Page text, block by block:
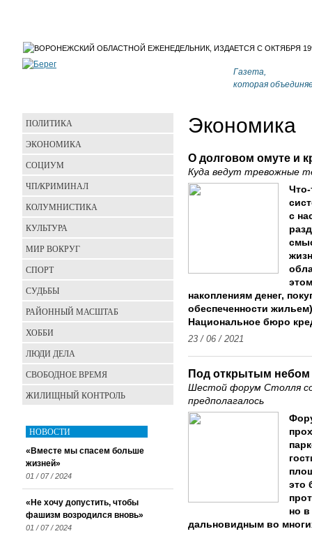
Газета,
которая
Экономика
О долговом омуте и
Куда ведут тревожные
с
накоплениям денег,
обеспеченности
Нацио­нальное бюро
23 / 06 / 2021
Под открытым небом
Шестой форум Столля
предполагалось
это
но
дальновидным во
ПОЛИТИКА
ЭКОНОМИКА
СОЦИУМ
ЧП/КРИМИНАЛ
КОЛУМНИСТИКА
КУЛЬТУРА
МИР ВОКРУГ
СПОРТ
СУДЬБЫ
РАЙОННЫЙ МАСШТАБ
ХОББИ
ЛЮДИ ДЕЛА
СВОБОДНОЕ ВРЕМЯ
ЖИЛИЩНЫЙ КОНТРОЛЬ
НОВОСТИ
«Вместе мы спасем больше
жизней»
01 / 07 / 2024
«Не хочу допустить, чтобы
фашизм возродился вновь»
01 / 07 / 2024